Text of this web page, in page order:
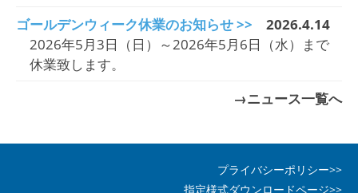
ゴールデンウィーク休業のお知らせ >> 2026.4.14
2026年5月3日（日）～2026年5月6日（水）まで
休業致します。
→ニュース一覧へ
プライバシーポリシー>>
指定様式ダウンロードページ>>